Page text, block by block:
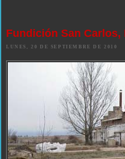
Fundición San Carlos,
LUNES, 20 DE SEPTIEMBRE DE 2010